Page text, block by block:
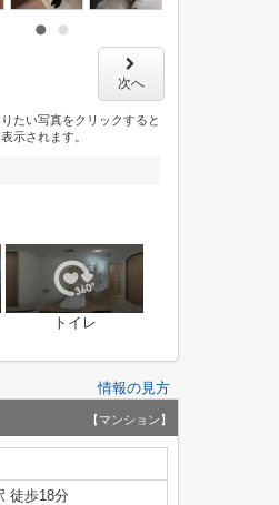
次へ
たい写真をクリックすると
示されます。
トイレ
情報の見方
【マンション】
徒歩18分